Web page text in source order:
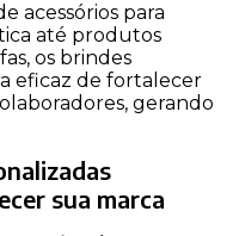
acessórios para
até produtos
os brindes
eficaz de fortalecer
gerando
sua marca